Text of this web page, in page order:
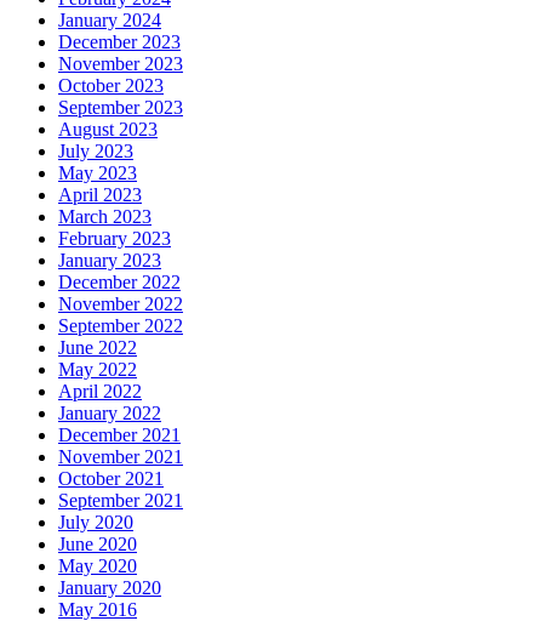
January 2024
December 2023
November 2023
October 2023
September 2023
August 2023
July 2023
May 2023
April 2023
March 2023
February 2023
January 2023
December 2022
November 2022
September 2022
June 2022
May 2022
April 2022
January 2022
December 2021
November 2021
October 2021
September 2021
July 2020
June 2020
May 2020
January 2020
May 2016